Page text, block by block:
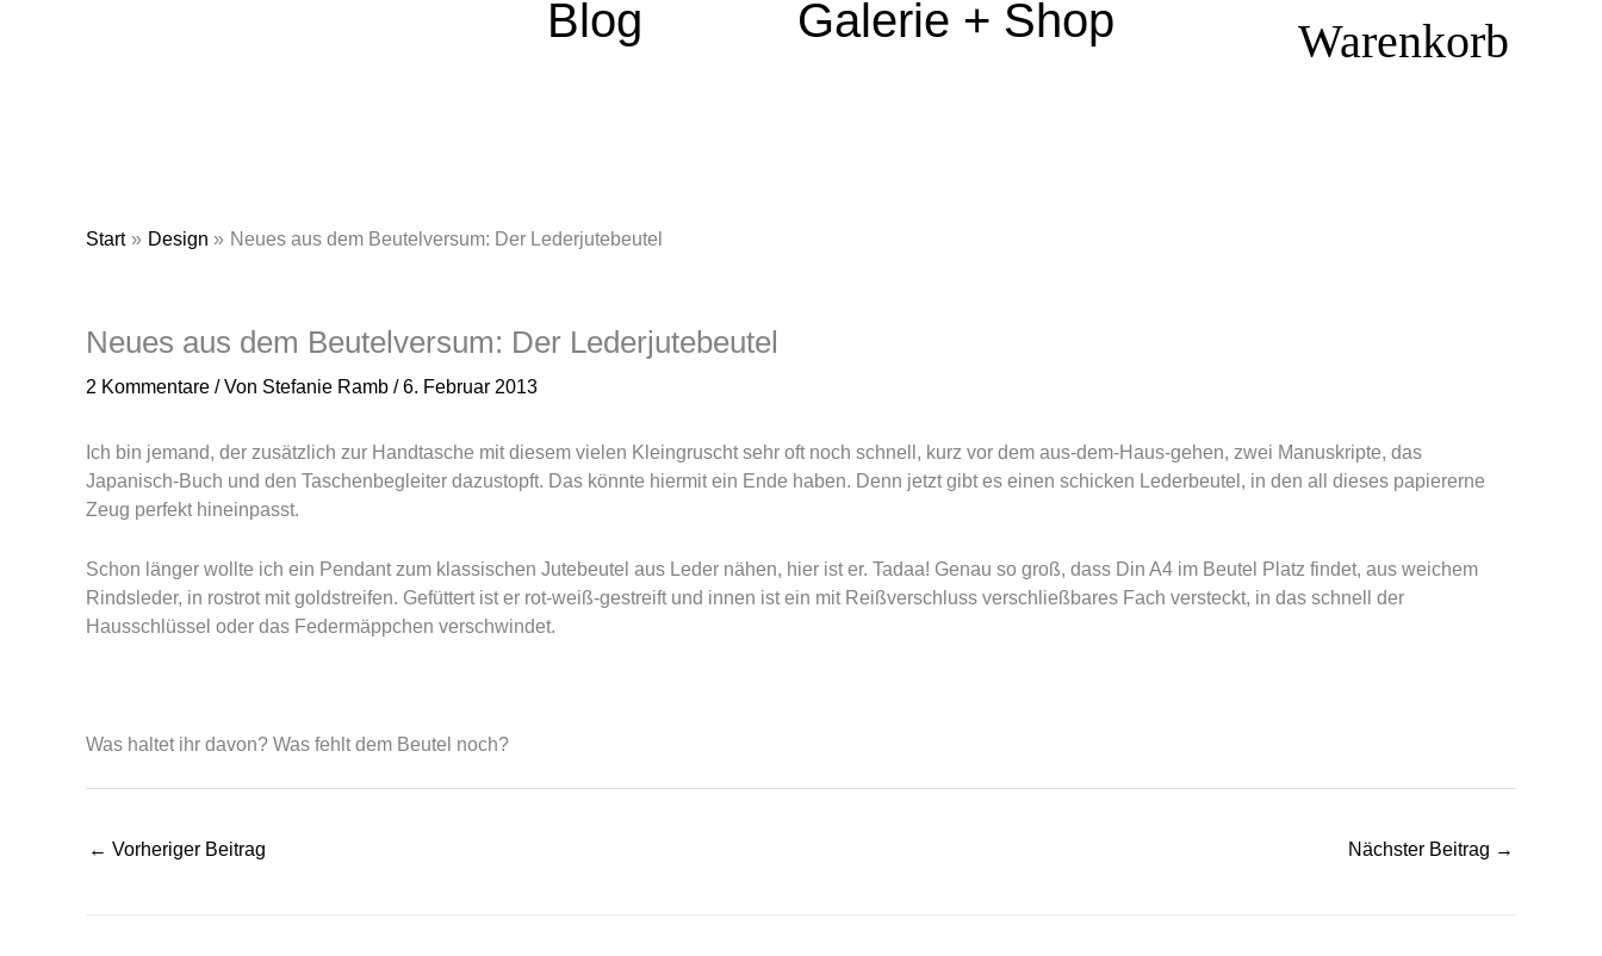
Blog Galerie + Shop Warenkorb
Start Design Neues aus dem Beutelversum: Der Lederjutebeutel
Neues aus dem Beutelversum: Der Lederjutebeutel
2 Kommentare / Von Stefanie Ramb /6. Februar 2013
Ich bin jemand, der zusätzlich zur Handtasche mit diesem vielen Kleingruscht sehr oft noch schnell, kurz vor dem aus-dem-Haus-gehen, zwei Manuskripte, das
Japanisch-Buch und den Taschenbegleiter dazustopft. Das könnte hiermit ein Ende haben. Denn jetzt gibt es einen schicken Lederbeutel, in den all dieses papiererne
Zeug perfekt hineinpasst.
Schon länger wollte ich ein Pendant zum klassischen Jutebeutel aus Leder nähen, hier ist er. Tadaa! Genau so groß, dass Din A4 im Beutel Platz findet, aus weichem
Rindsleder, in rostrot mit goldstreifen. Gefüttert ist er rot-weiß-gestreift und innen ist ein mit Reißverschluss verschließbares Fach versteckt, in das schnell der
Hausschlüssel oder das Federmäppchen verschwindet.
Was haltet ihr davon? Was fehlt dem Beutel noch?
← Vorheriger Beitrag Nächster Beitrag →